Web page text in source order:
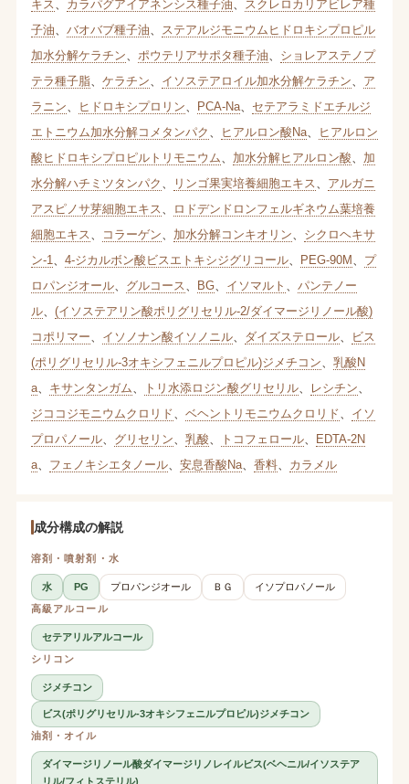
キス
カラパグアイアネンシス種子油
スクレロカリアビレア種
子油
バオバブ種子油
ステアルジモニウムヒドロキシプロピル
加水分解ケラチン
ポウテリアサポタ種子油
ショレアステノプ
テラ種子脂、 ケラチン イソステアロイル加水分解ケラチン
ア
ラニン
ヒドロキシプロリン PCA-Na、 セテアラミドエチルジ
エトニウム加水分解コメタンパク
ヒアルロン酸Na、
ヒアルロン
酸ヒドロキシプロピルトリモニウム
加水分解ヒアルロン酸
加
水分解ハチミツタンパク
リンゴ果実培養細胞エキス
アルガニ
アスピノサ芽細胞エキス
ロドデンドロンフェルギネウム葉培養
細胞エキス
コラーゲン 加水分解コンキオリン
シクロヘキサ
ン-1
4-ジカルボン酸ビスエトキシジグリコール、 PEG-90M
プ
ロパンジオール、 グルコース BG、 イソマルト
パンテノー
ル、 (イソステアリン酸ポリグリセリル-2/ダイマージリノール酸)
コポリマー
イソノナン酸イソノニル、 ダイズステロール、
ビス
(ポリグリセリル-3オキシフェニルプロピル)ジメチコン
乳酸N
a、 キサンタンガム トリ水添ロジン酸グリセリル、 レシチン
ジココジモニウムクロリド
ベヘントリモニウムクロリド
イソ
プロパノール、 グリセリン 乳酸 トコフェロール、 EDTA-2N
a、 フェノキシエタノール、 安息香酸Na、 香料、 カラメル
成分構成の解説
溶剤・噴射剤・水
水 PG プロパンジオール ＢＧ
イソプロパノール
高級アルコール
セテアリルアルコール
シリコン
ジメチコン
ビス(ポリグリセリル-3オキシフェニルプロピル)ジメチコン
油剤・オイル
ダイマージリノール酸ダイマージリノレイルビス(ベヘニル/イソステア
リル/フィトステリル)